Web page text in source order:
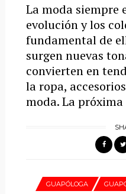
La moda siempre
evolución y los
fundamental de
surgen nuevas
convierten en
la ropa,
moda. La
GUAPÓLOGA